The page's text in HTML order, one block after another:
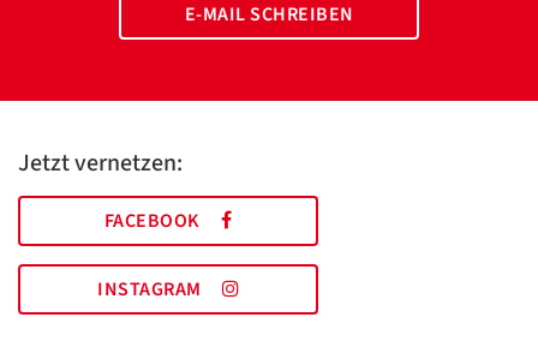
E-MAIL SCHREIBEN
Jetzt vernetzen:
FACEBOOK
INSTAGRAM